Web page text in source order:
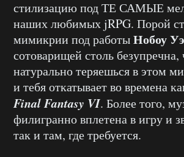
стилизацию под ТЕ САМЫЕ
наших любимых jRPG. Порой
мимикрии под работыНобоу
сотоварищей столь безупречна,
натурально теряешься в этом
и тебя откатывает во времена
Final Fantasy VI. Более того,
филигранно вплетена в игру и
так и там, где требуется.